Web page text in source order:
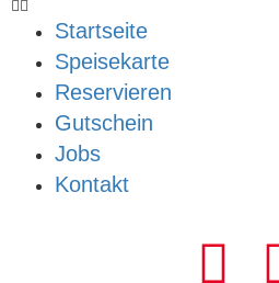
Startseite
Speisekarte
Reservieren
Gutschein
Jobs
Kontakt